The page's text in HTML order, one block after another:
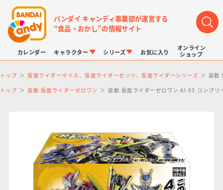
バンダイ キャンディ事業部が運営する
“食品・おかし”の情報サイト
カレンダー キャラクター
LINK TRAVELERS プリキュアシリーズ ドラゴンボール
シリーズ
チョコボックス チョコサプ ポケモンキッズ
お気に入り
オンライン
ショップ
トップ 仮面ライダーマイス、仮面ライダーゼッツ、仮面ライダーシリーズ 装動
トップ 装動 仮面ライダーゼロワン 装動 仮面ライダーゼロワン AI 03 コンプリ